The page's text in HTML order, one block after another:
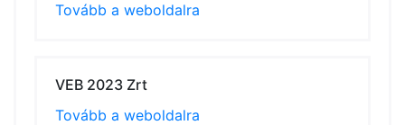
Tovább a weboldalra
VEB 2023 Zrt
Tovább a weboldalra